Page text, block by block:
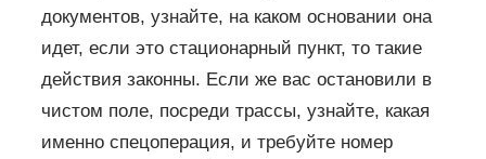
документов, узнайте, на каком основании она
идет, если это стационарный пункт, то такие
действия законны. Если же вас остановили в
чистом поле, посреди трассы, узнайте, какая
именно спецоперация, и требуйте номер